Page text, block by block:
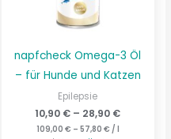
napfcheck Omega-3 Öl
– für Hunde und Katzen
Epilepsie
10,90 € – 28,90 €
109,00 € – 57,80 € / l